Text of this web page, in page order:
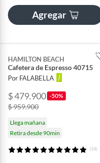
Agregar
HAMILTON BEACH
Cafetera de Espresso 40715
Por FALABELLA
$ 479.900 -50%
$ 959.900
Llega mañana
Retira desde 90min
(54)